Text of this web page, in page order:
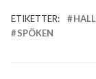
ETIKETTER:
SPÖKEN